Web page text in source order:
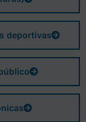
deportivas